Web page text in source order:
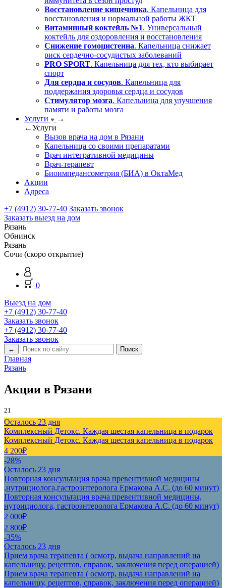
Восстановление кишечника. Капельница для
восстановления и нормальной работы ЖКТ
Витаминный коктейль №1. Универсальный
коктейль для оздоровления и восстановления
Снижение гомоцистеина. Капельница снижает
риск сердечно-сосудистых заболеваний
PRO SPORT. Капельница для тех, кто выбирает
спорт
Для сердца и сосудов. Капельница для
поддержания здоровья сердца и сосудов
Стимулятор мозга. Капельница для улучшения
памяти и работы мозга
Услуги
→
←Услуги
Вызов врача на дом в Рязани
Капельница со своими препаратами
Врач интегративной медицины
Врач-терапевт
Биоимпедансометрия (БИА) в ОктаМед
Акции
Адреса
+7 (4912) 30-77-40 Заказать звонок
Заказать выезд на дом
Рязань
Обнинск
Рязань
Сочи (скоро открытие)
0
Выезд на дом
+7 (4912) 30-77-40
Заказать звонок
+7 (4912) 30-77-40
Заказать звонок
←
Главная
Рязань
Акции в Рязани
21
Осталось 23 дня
Комплексный Детокс. Каждая шестая капельница в подарок
Комплексный Детокс. Каждая шестая капельница в подарок
4 200₽
-28%
Осталось 23 дня
Повторная консультация врача превентивной медицины
,нутрициолога,гастроэнтеролога Ермакова А.С. (до 60 минут)
Повторная консультация врача превентивной медицины,
нутрициолога, гастроэнтеролога Ермакова А.С. (до 60 минут)
2 000₽
2 800₽
-35%
Осталось 23 дня
Прием врача терапевта ( осмотр, выдача направлений на
капельницу, рецептов, справок, заключения перед операцией)
Прием врача терапевта ( осмотр, выдача направлений на
капельницу, рецептов, справок, заключения перед операцией)